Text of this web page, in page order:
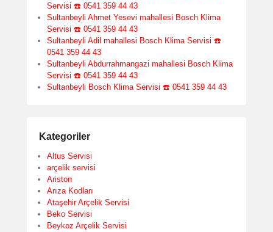
Servisi ☎️ 0541 359 44 43
Sultanbeyli Ahmet Yesevi mahallesi Bosch Klima
Servisi ☎️ 0541 359 44 43
Sultanbeyli Adil mahallesi Bosch Klima Servisi ☎️
0541 359 44 43
Sultanbeyli Abdurrahmangazi mahallesi Bosch Klima
Servisi ☎️ 0541 359 44 43
Sultanbeyli Bosch Klima Servisi ☎️ 0541 359 44 43
Kategoriler
Altus Servisi
arçelik servisi
Ariston
Arıza Kodları
Ataşehir Arçelik Servisi
Beko Servisi
Beykoz Arçelik Servisi